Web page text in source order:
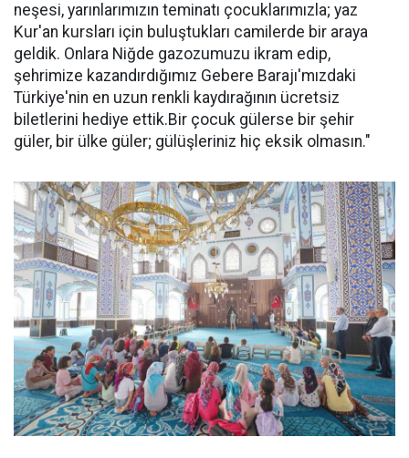
neşesi, yarınlarımızın teminatı çocuklarımızla; yaz
Kur'an kursları için buluştukları camilerde bir araya
geldik. Onlara Niğde gazozumuzu ikram edip,
şehrimize kazandırdığımız Gebere Barajı'mızdaki
Türkiye'nin en uzun renkli kaydırağının ücretsiz
biletlerini hediye ettik.Bir çocuk gülerse bir şehir
güler, bir ülke güler; gülüşleriniz hiç eksik olmasın."